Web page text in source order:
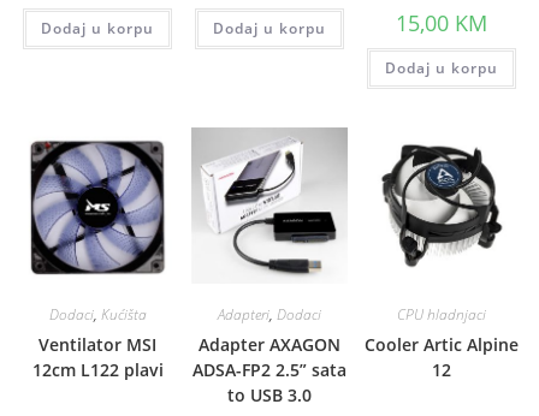
Dodaj u korpu Dodaj u korpu 15,00 KM
Dodaj u korpu
Dodaci, Kućišta
Ventilator MSI
12cm L122 plavi
Adapteri, Dodaci
Adapter AXAGON
ADSA-FP2 2.5” sata
to USB 3.0
CPU hladnjaci
Cooler Artic Alpine
12